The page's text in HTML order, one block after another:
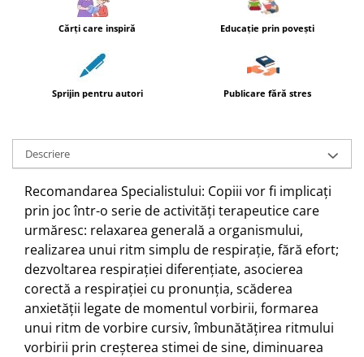
Cărţi care inspiră Educație prin povești
Sprijin pentru autori Publicare fără stres
Descriere
Recomandarea Specialistului: Copiii vor fi implicați
prin joc într-o serie de activități terapeutice care
urmăresc: relaxarea generală a organismului,
realizarea unui ritm simplu de respirație, fără efort;
dezvoltarea respirației diferențiate, asocierea
corectă a respirației cu pronunția, scăderea
anxietății legate de momentul vorbirii, formarea
unui ritm de vorbire cursiv, îmbunătățirea ritmului
vorbirii prin creșterea stimei de sine, diminuarea